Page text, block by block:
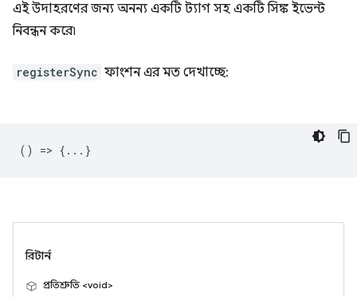
এই উদাহরণের জন্য অনন্য একটি ট্যাগ সহ একটি সিঙ্ক ইভেন্ট
নিবন্ধন করে৷
registerSync ফাংশন এর মত দেখাচ্ছে:
() => {...}
রিটার্ন
প্রতিশ্রুতি <void>